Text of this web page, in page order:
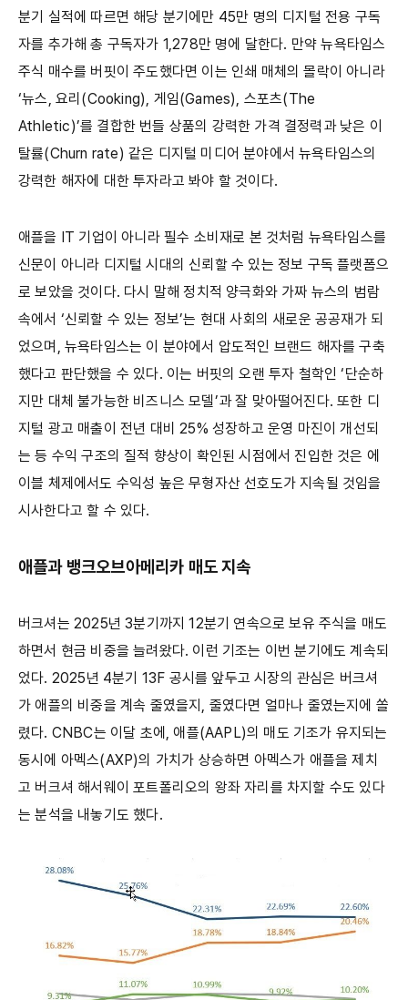
분기 실적에 따르면 해당 분기에만 45만 명의 디지털 전용 구독
자를 추가해 총 구독자가 1,278만 명에 달한다. 만약 뉴욕타임스
주식 매수를 버핏이 주도했다면 이는 인쇄 매체의 몰락이 아니라
‘뉴스, 요리(Cooking), 게임(Games), 스포츠(The
Athletic)’를 결합한 번들 상품의 강력한 가격 결정력과 낮은 이
탈률(Churn rate) 같은 디지털 미디어 분야에서 뉴욕타임스의
강력한 해자에 대한 투자라고 봐야 할 것이다.
애플을 IT 기업이 아니라 필수 소비재로 본 것처럼 뉴욕타임스를
신문이 아니라 디지털 시대의 신뢰할 수 있는 정보 구독 플랫폼으
로 보았을 것이다. 다시 말해 정치적 양극화와 가짜 뉴스의 범람
속에서 ‘신뢰할 수 있는 정보’는 현대 사회의 새로운 공공재가 되
었으며, 뉴욕타임스는 이 분야에서 압도적인 브랜드 해자를 구축
했다고 판단했을 수 있다. 이는 버핏의 오랜 투자 철학인 ‘단순하
지만 대체 불가능한 비즈니스 모델’과 잘 맞아떨어진다. 또한 디
지털 광고 매출이 전년 대비 25% 성장하고 운영 마진이 개선되
는 등 수익 구조의 질적 향상이 확인된 시점에서 진입한 것은 에
이블 체제에서도 수익성 높은 무형자산 선호도가 지속될 것임을
시사한다고 할 수 있다.
애플과 뱅크오브아메리카 매도 지속
버크셔는 2025년 3분기까지 12분기 연속으로 보유 주식을 매도
하면서 현금 비중을 늘려왔다. 이런 기조는 이번 분기에도 계속되
었다. 2025년 4분기 13F 공시를 앞두고 시장의 관심은 버크셔
가 애플의 비중을 계속 줄였을지, 줄였다면 얼마나 줄였는지에 쏠
렸다. CNBC는 이달 초에, 애플(AAPL)의 매도 기조가 유지되는
동시에 아멕스(AXP)의 가치가 상승하면 아멕스가 애플을 제치
고 버크셔 해서웨이 포트폴리오의 왕좌 자리를 차지할 수도 있다
는 분석을 내놓기도 했다.